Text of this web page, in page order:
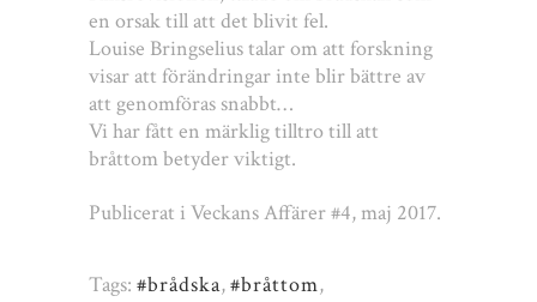
en orsak till att det blivit fel.
Louise Bringselius talar om att forskning
visar att förändringar inte blir bättre av
att genomföras snabbt…
Vi har fått en märklig tilltro till att
bråttom betyder viktigt.
Publicerat i Veckans Affärer #4, maj 2017.
Tags: #brådska,#bråttom,